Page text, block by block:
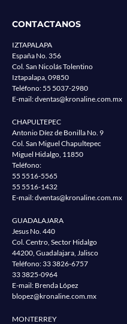
CONTACTANOS
IZTAPALAPA
España No. 356
Col. San Nicolás Tolentino
Iztapalapa, 09850
Teléfono: 55 5037-2980
E-mail:dventas@kronaline.com.mx
CHAPULTEPEC
Antonio Díez de Bonilla No. 9
Col. San Miguel Chapultepec
Miguel Hidalgo, 11850
Teléfono:
55 5516-5565
55 5516-1432
E-mail:dventas@kronaline.com.mx
GUADALAJARA
Jesus No. 440
Col. Centro, Sector Hidalgo
44200, Guadalajara, Jalisco
Teléfono: 33 3826-6757
33 3825-0964
E-mail: Brenda López
blopez@kronaline.com.mx
MONTERREY